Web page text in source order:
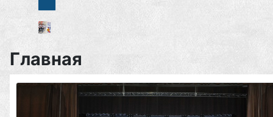
Главная